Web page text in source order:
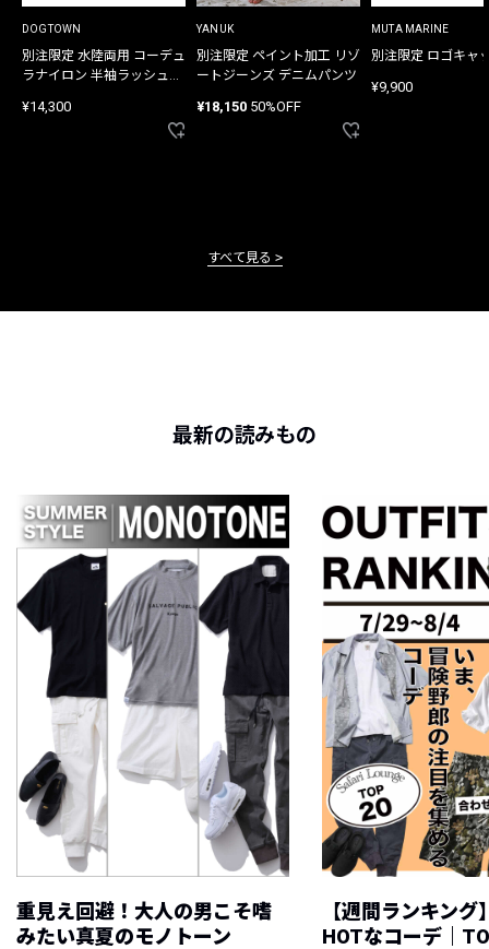
DOGTOWN
別注限定 水陸両用 コーデュ
ラナイロン 半袖ラッシュガ
¥14,300
YANUK
別注限定 ペイント加工 リゾ
ートジーンズ デニムパンツ
¥18,150 50%OFF
MUTA MARINE
別注限定 ロゴキャ
¥9,900
すべて見る
最新の読みもの
重見え回避！大人の男こそ嗜
みたい真夏のモノトーン
【週間ランキング
HOTなコーデ｜